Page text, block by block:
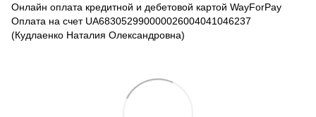
Онлайн оплата кредитной и дебетовой картой WayForPay
Оплата на счет UA683052990000026004041046237
(Кудлаенко Наталия Олександровна)